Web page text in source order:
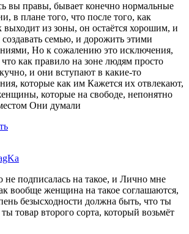
вы правы, бывает конечно нормальные
в плане того, что после того, как
выходит из зоны, он остаётся хорошим, и
создавать семью, и дорожить этими
Но к сожалению это исключения,
как правило на зоне людям просто
и они вступают в какие-то
которые как им Кажется их отвлекают,
которые на свободе, непонятно
Они думали
не подписалась на такое, и Лично мне
вообще женщина на такое соглашаются,
безысходности должна быть, что ты
товар второго сорта, который возьмёт